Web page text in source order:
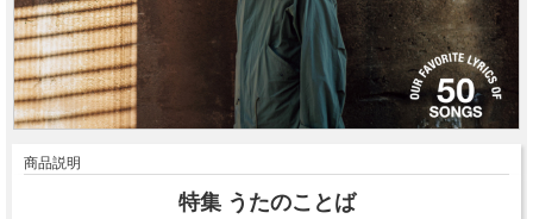
商品説明
特集 うたのことば